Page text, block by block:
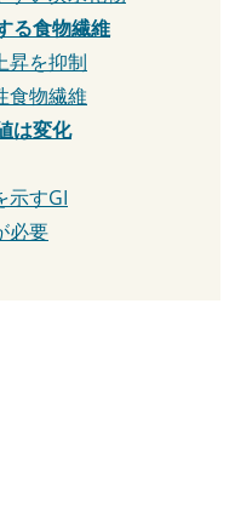
る食物繊維
昇を抑制
食物繊維
は変化
示すGI
必要